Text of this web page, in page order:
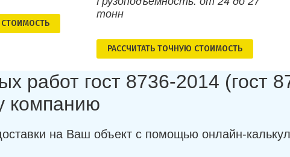
СТОИМОСТЬ
тонн
РАСCЧИТАТЬ ТОЧНУЮ СТОИМОСТЬ
работ гост 8736-2014 (гост
компанию
на Ваш объект с помощью онлайн-